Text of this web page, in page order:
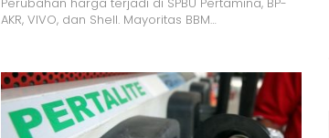
AKR, VIVO, dan Shell. Mayoritas BBM…